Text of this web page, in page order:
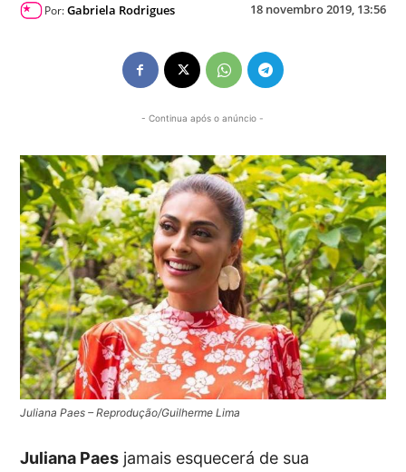
Por:Gabriela Rodrigues 18 novembro 2019, 13:56
- Continua após o anúncio -
Juliana Paes – Reprodução/Guilherme Lima
Juliana Paes jamais esquecerá de sua